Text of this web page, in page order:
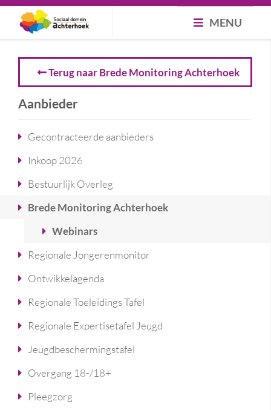
MENU
Terug naar Brede Monitoring Achterhoek
Aanbieder
Gecontracteerde aanbieders
Inkoop 2026
Bestuurlijk Overleg
Brede Monitoring Achterhoek
Webinars
Regionale Jongerenmonitor
Ontwikkelagenda
Regionale Toeleidings Tafel
Regionale Expertisetafel Jeugd
Jeugdbeschermingstafel
Overgang 18-/18+
Pleegzorg